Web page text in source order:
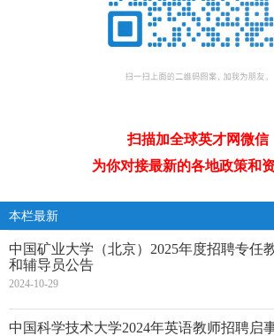
扫描加全球英才网微信
为你对接最新的各地政策和资
本栏最新
中国矿业大学（北京）2025年度招聘专任
和辅导员公告
2024-10-29
中国科学技术大学2024年英语教师招聘启